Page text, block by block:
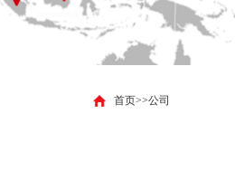
首页>>公司